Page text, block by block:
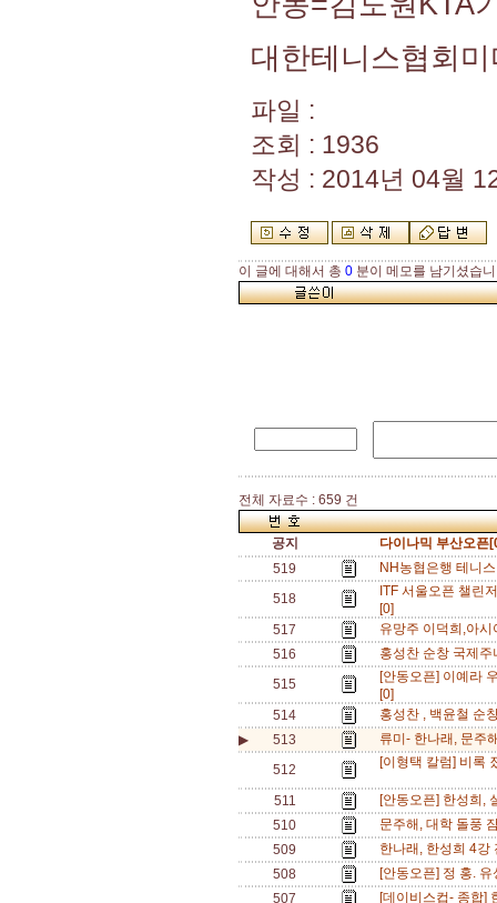
대한테니스협회
파일 :
조회 : 1936
작성 : 2014년 04월
이 글에 대해서 총 0 분이 메모를 남기셨습
전체 자료수 : 659 건
공지
다이나믹 부산오픈
519
NH농협은행 테니
518
ITF 서울오픈 챌린
[0]
517
유망주 이덕희,아
516
홍성찬 순창 국제
515
[안동오픈] 이예라
[0]
514
홍성찬 , 백윤철 순
▶
513
류미- 한나래, 문주
512
[이형택 칼럼] 비록
511
[안동오픈] 한성희,
510
문주해, 대학 돌풍
509
한나래, 한성희 4
508
[안동오픈] 정 홍.
507
[데이비스컵- 종합]